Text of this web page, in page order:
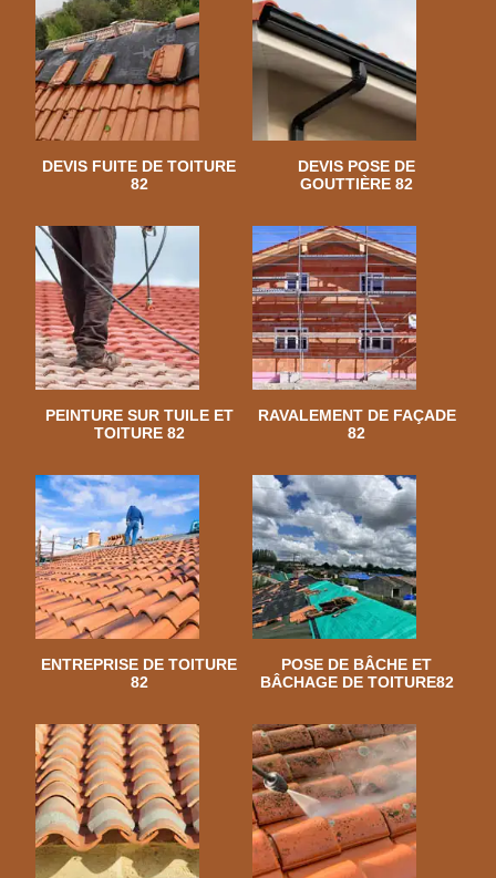
DEVIS FUITE DE TOITURE
82
DEVIS POSE DE
GOUTTIÈRE 82
PEINTURE SUR TUILE ET
TOITURE 82
RAVALEMENT DE FAÇADE
82
ENTREPRISE DE TOITURE
82
POSE DE BÂCHE ET
BÂCHAGE DE TOITURE82